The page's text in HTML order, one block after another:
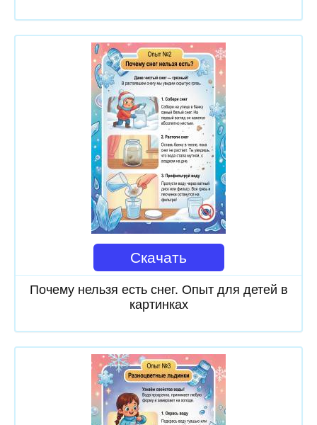
Скачать
Почему нельзя есть снег. Опыт для детей в
картинках